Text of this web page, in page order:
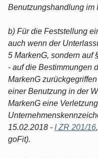
Benutzungshandlung im
b) Für die Feststellung
auch wenn der
5 MarkenG, sondern auf
- auf die Bestimmungen
MarkenG
einer Benutzung in der
MarkenG eine
15.02.2018 - I ZR 201/16,
goFit).